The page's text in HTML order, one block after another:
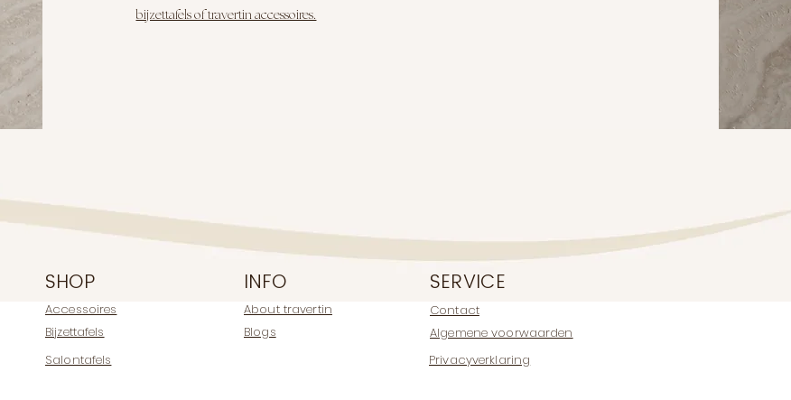
bijzettafels of travertin accessoires.
SHOP
Accessoires
Bijzettafels
Salontafels
INFO
About travertin
Blogs
SERVICE
Contact
Algemene voorwaarden
Privacyverklaring